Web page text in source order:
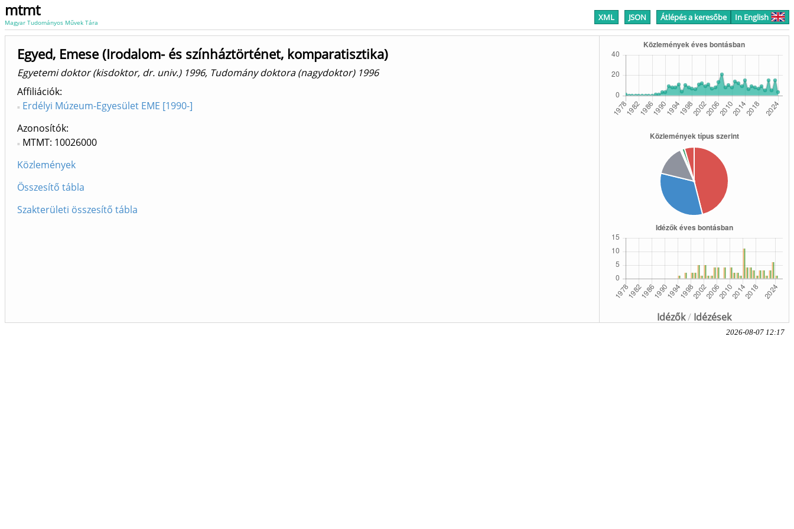
mtmt
Magyar Tudományos Művek Tára XML JSON Átlépés a keresőbe In English
Idézők/ Idézések
Egyed, Emese (Irodalom- és színháztörténet, komparatisztika)
Egyetemi doktor (kisdoktor, dr. univ.) 1996, Tudomány doktora (nagydoktor) 1996
Affiliációk
Erdélyi Múzeum-Egyesület EME [1990-]
Azonosítók
MTMT: 10026000
Közlemények
Összesítő tábla
Szakterületi összesítő tábla
2026-08-07 12:17